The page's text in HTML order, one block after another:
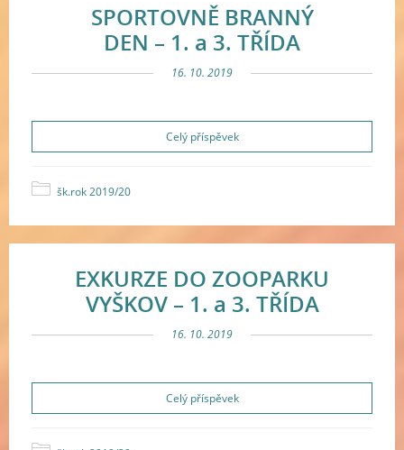
SPORTOVNĚ BRANNÝ
DEN – 1. a 3. TŘÍDA
16. 10. 2019
Celý příspěvek
šk.rok 2019/20
EXKURZE DO ZOOPARKU
VYŠKOV – 1. a 3. TŘÍDA
16. 10. 2019
Celý příspěvek